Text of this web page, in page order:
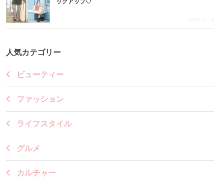
ックアップ♡
2026.7.15
人気カテゴリー
ビューティー
ファッション
ライフスタイル
グルメ
カルチャー